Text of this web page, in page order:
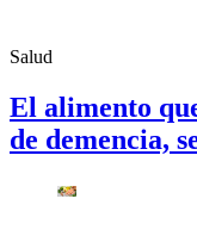
Salud
El alimento
de demencia,